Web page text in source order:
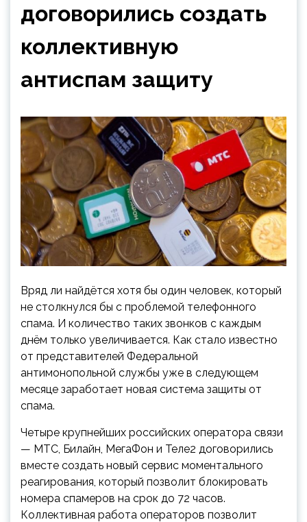
договорились создать
коллективную
антиспам защиту
Вряд ли найдётся хотя бы один человек, который
не столкнулся бы с проблемой телефонного
спама. И количество таких звонков с каждым
днём только увеличивается. Как стало известно
от представителей Федеральной
антимонопольной службы уже в следующем
месяце заработает новая система защиты от
спама.
Четыре крупнейших российских оператора связи
— МТС, Билайн, МегаФон и Теле2 договорились
вместе создать новый сервис моментального
реагирования, который позволит блокировать
номера спамеров на срок до 72 часов.
Коллективная работа операторов позволит